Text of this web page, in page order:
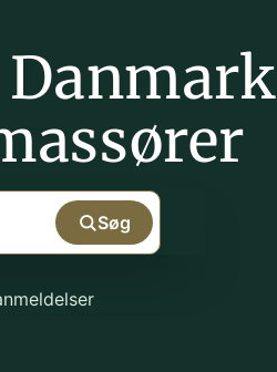
Danmark
Søg